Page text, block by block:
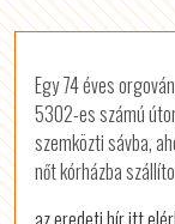
Egy 74 éves
5302-es számú
szemközti sávba,
nőt kórházba